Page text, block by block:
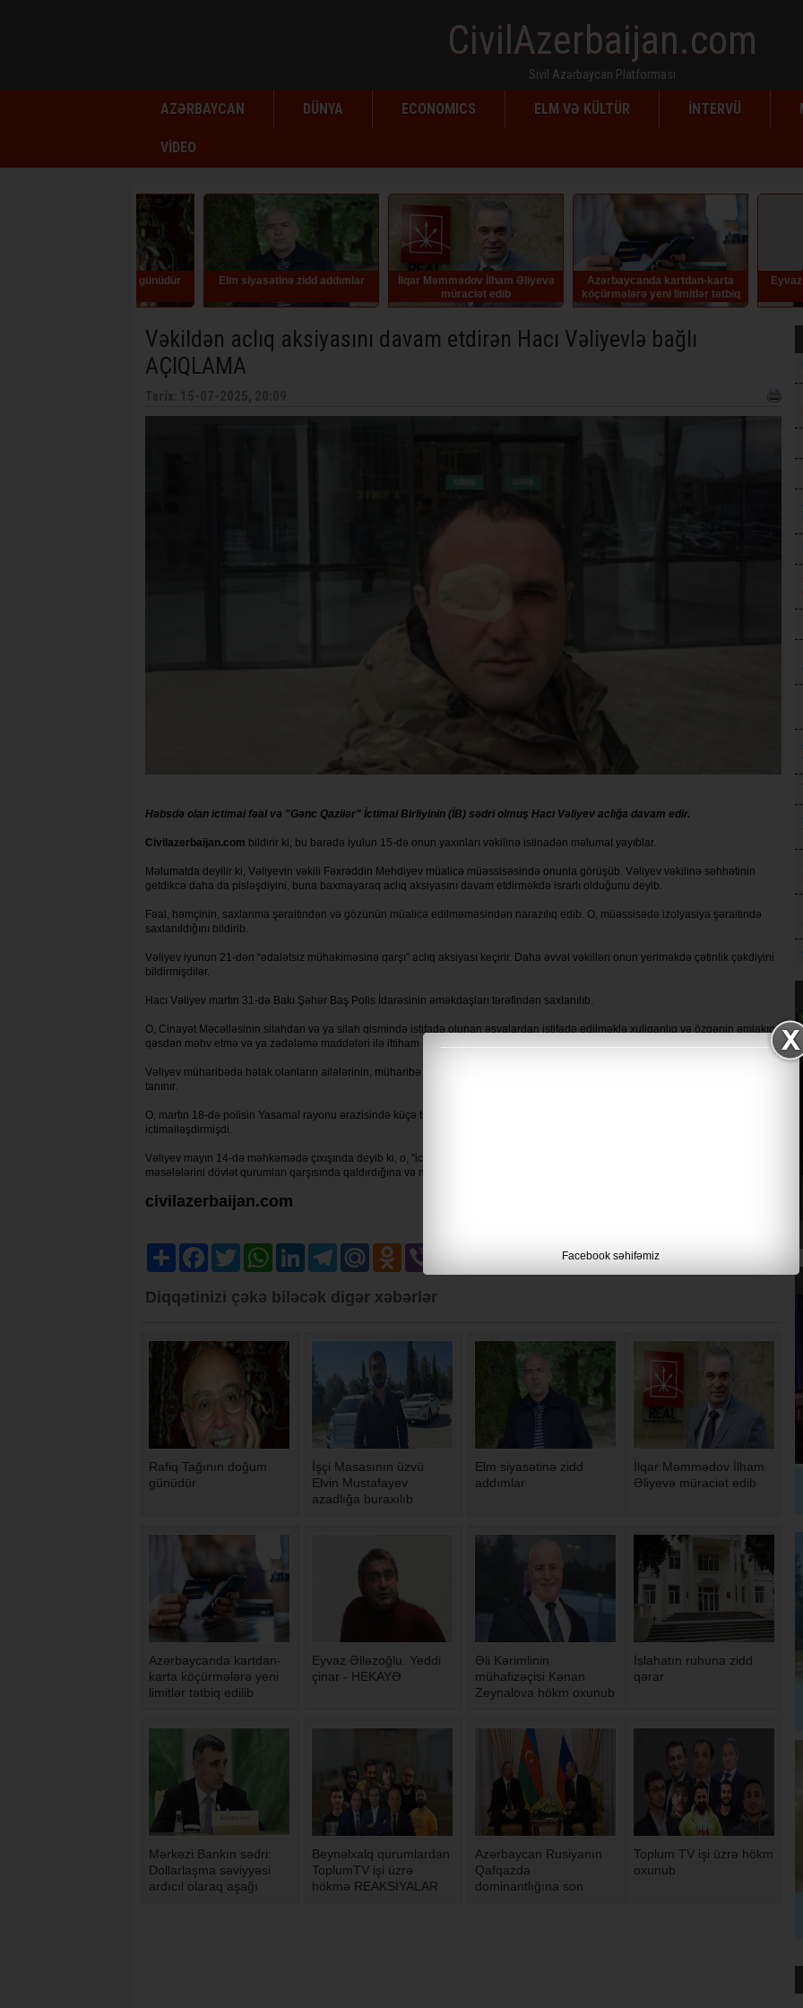
CivilAzerbaijan.com
Sivil Azərbaycan Platforması
AZƏRBAYCAN DÜNYA ECONOMICS ELM VƏ KÜLTÜR İNTERVÜ
VİDEO
Elm siyasətinə zidd addımlar
İlqar Məmmədov İlham Əliyevə
müraciət edib
Azərbaycanda kartdan-karta
köçürmələrə yeni limitlər tətbiq
edilib
Eyvaz Əlləzoğlu.
Vəkildən aclıq aksiyasını davam etdirən Hacı Vəliyevlə bağlı
AÇIQLAMA
Həbsdə olan ictimai fəal və "Gənc Qazilər" İctimai Birliyinin (İB) sədri olmuş Hacı Vəliyev aclığa davam edir.
Civilazerbaijan.com bildirir ki, bu barədə iyulun 15-də onun yaxınları vəkilinə istinadən məlumat yayıblar.
Məlumatda deyilir ki, Vəliyevin vəkili Fəxrəddin Mehdiyev müalicə müəssisəsində onunla görüşüb. Vəliyev vəkilinə səhhətinin
getdikcə daha da pisləşdiyini, buna baxmayaraq aclıq aksiyasını davam etdirməkdə israrlı olduğunu deyib.
Fəal, həmçinin, saxlanma şəraitindən və gözünün müalicə edilməməsindən narazılıq edib. O, müəssisədə izolyasiya şəraitində
saxlanıldığını bildirib.
Vəliyev iyunun 21-dən “ədalətsiz mühakiməsinə qarşı” aclıq aksiyası keçirir. Daha əvvəl vəkilləri onun yeriməkdə çətinlik çəkdiyini
bildirmişdilər.
Hacı Vəliyev martın 31-də Bakı Şəhər Baş Polis İdarəsinin əməkdaşları tərəfindən saxlanılıb.
O, Cinayət Məcəlləsinin silahdan və ya silah qismində istifadə olunan əşyalardan istifadə edilməklə xuliqanlıq və özgənin əmlakını
qəsdən məhv etmə və ya zədələmə maddələri ilə ittiham olunur.
Vəliyev müharibədə həlak olanların ailələrinin, müharibə iştirakçılarının problemlərini işıqlandırması və məmurları tənqid etməsi ilə
tanınır.
O, martın 18-də polisin Yasamal rayonu ərazisində küçə ticarəti ilə məşğul olan bir qrup qaziyə qarşı zorakılıq tətbiq etdiyini
ictimailəşdirmişdi.
Vəliyev mayın 14-də məhkəmədə çıxışında deyib ki, o, "ictimai fəaliyyətinə, şəhid ailələrinin və müharibə iştirakçılarının sosial rifah
məsələlərini dövlət qurumları qarşısında qaldırdığına və məmurları tənqid etdiyinə" görə həbs olunub.
civilazerbaijan.com
Share FacebookTwitter WhatsAppLinkedInTelegramMail.Ru Odnoklassniki
Diqqətinizi çəkə biləcək digər xəbərlər
Rafiq Tağının doğum
günüdür
İşçi Masasının üzvü
Elvin Mustafayev
azadlığa buraxılıb
Elm siyasətinə zidd
addımlar
İlqar Məmmədov İlham
Əliyevə müraciət edib
Azərbaycanda kartdan-
karta köçürmələrə yeni
limitlər tətbiq edilib
Eyvaz Əlləzoğlu. Yeddi
çinar - HEKAYƏ
Əli Kərimlinin
mühafizəçisi Kənan
Zeynalova hökm oxunub
İslahatın ruhuna zidd
qərar
Mərkəzi Bankın sədri:
Dollarlaşma səviyyəsi
ardıcıl olaraq aşağı
Beynəlxalq qurumlardan
ToplumTV işi üzrə
hökmə REAKSİYALAR
Azərbaycan Rusiyanın
Qafqazda
dominantlığına son
Toplum TV işi üzrə hökm
oxunub
Facebook səhifəmiz